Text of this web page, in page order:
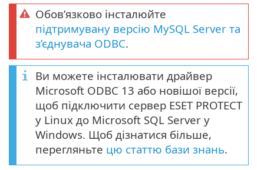
Обов’язково інсталюйте
підтримувану версію MySQL Server та
з’єднувача ODBC.
Ви можете інсталювати драйвер
Microsoft ODBC 13 або новішої версії,
щоб підключити сервер ESET PROTECT
у Linux до Microsoft SQL Server у
Windows. Щоб дізнатися більше,
перегляньте цю статтю бази знань.